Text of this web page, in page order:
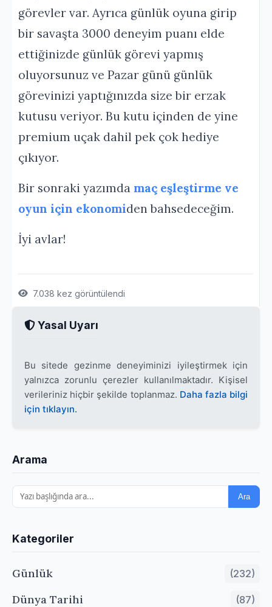
görevler var. Ayrıca günlük oyuna girip
bir savaşta 3000 deneyim puanı elde
ettiğinizde günlük görevi yapmış
oluyorsunuz ve Pazar günü günlük
görevinizi yaptığınızda size bir erzak
kutusu veriyor. Bu kutu içinden de yine
premium uçak dahil pek çok hediye
çıkıyor.
Bir sonraki yazımda maç eşleştirme ve
oyun için ekonomiden bahsedeceğim.
İyi avlar!
7.038 kez görüntülendi
Yasal Uyarı
Bu sitede gezinme deneyiminizi iyileştirmek için
yalnızca zorunlu çerezler kullanılmaktadır. Kişisel
verileriniz hiçbir şekilde toplanmaz. Daha fazla bilgi
için tıklayın.
Arama
Ara
Kategoriler
Günlük (232)
Dünya Tarihi (87)